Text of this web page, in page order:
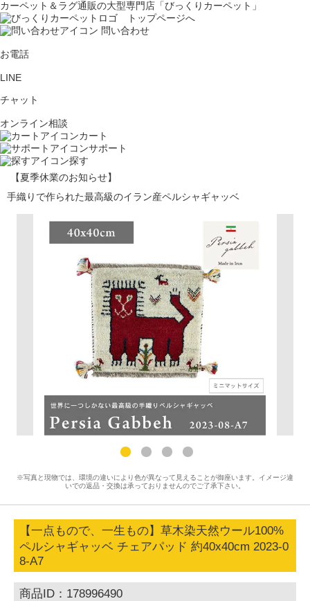
カーペット＆ラグ通販の大型専門店「びっくりカーペット」
問い合わせ
お電話
LINE
チャット
オンライン相談
カート
サポート
探す
【夏季休業のお知らせ】
手織りで作られた最高級のイラン産ペルシャギャッベ
※写真と現物では、環境の違いにより色が異なって見えることが御座います。イメージ違
いでの返品・交換は承っておりませんのでご了承下さい。
【一点もので、一生もの】草木染天然ウール100%
ペルシャギャッベ チェアパッド 約40x40cm 2023-0
8-A7
商品ID：178996490